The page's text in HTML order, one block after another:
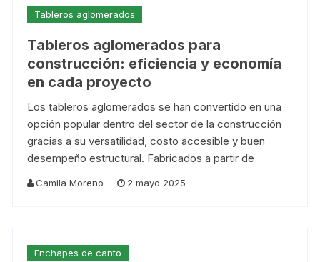
Tableros aglomerados
Tableros aglomerados para
construcción: eficiencia y economía
en cada proyecto
Los tableros aglomerados se han convertido en una
opción popular dentro del sector de la construcción
gracias a su versatilidad, costo accesible y buen
desempeño estructural. Fabricados a partir de
Camila Moreno 2 mayo 2025
Enchapes de canto